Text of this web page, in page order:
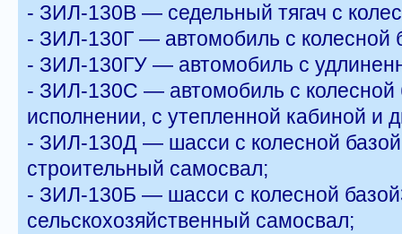
- ЗИЛ-130В — седельный тягач с
- ЗИЛ-130Г — автомобиль с колесной
- ЗИЛ-130ГУ — автомобиль с
- ЗИЛ-130С — автомобиль с колесной
исполнении, с утепленной кабиной и
- ЗИЛ-130Д — шасси с колесной
строительный самосвал;
- ЗИЛ-130Б — шасси с колесной
сельскохозяйственный самосвал;